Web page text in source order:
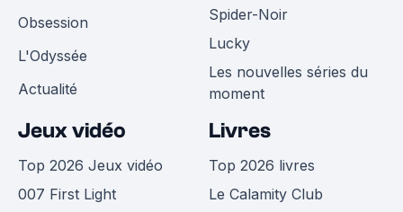
Obsession
L'Odyssée
Actualité
Spider-Noir
Lucky
Les nouvelles séries du
moment
Jeux vidéo
Top 2026 Jeux vidéo
007 First Light
Livres
Top 2026 livres
Le Calamity Club